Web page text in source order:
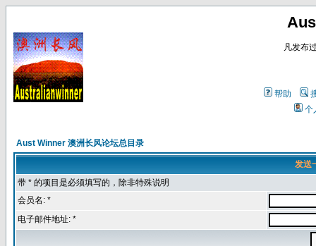
凡发布
帮助
个
Aust Winner 澳洲长风论坛总目录
发送
带 * 的项目是必须填写的，除非特殊说明
会员名: *
电子邮件地址: *